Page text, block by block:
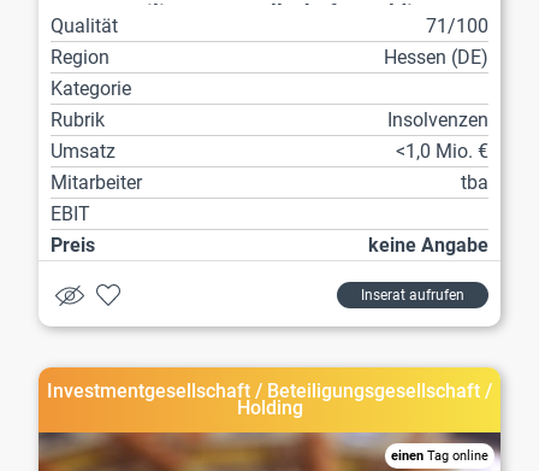
Beteiligungsgesellschaft / Holding
Qualität
71/100
Region
Hessen (DE)
Kategorie
Rubrik
Insolvenzen
Umsatz
<1,0 Mio. €
Mitarbeiter
tba
EBIT
Preis
keine Angabe
Inserat aufrufen
Investmentgesellschaft / Beteiligungsgesellschaft /
Holding
einen Tag online